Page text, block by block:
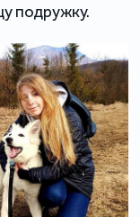
подружку.